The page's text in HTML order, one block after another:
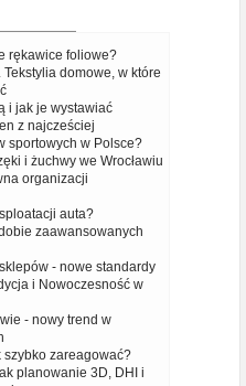
rękawice foliowe?
domowe, w które
i jak je wystawiać
z najcześciej
sportowych w Polsce?
i żuchwy we Wrocławiu
organizacji
auta?
zaawansowanych
- nowe standardy
i Nowoczesność w
- nowy trend w
szybko zareagować?
planowanie 3D, DHI i